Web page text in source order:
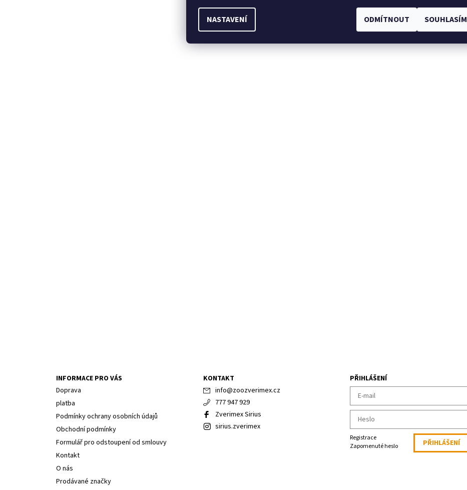
INFORMACE PRO VÁS
Doprava
platba
Podmínky ochrany osobních údajů
Obchodní podmínky
Formulář pro odstoupení od smlouvy
Kontakt
O nás
Prodávané značky
KONTAKT
info@zoozverimex.cz
777 947 929
Zverimex Sirius
sirius.zverimex
PŘIHLÁŠENÍ
Registrace
Zapomenuté heslo
NASTAVENÍ ODMÍTNOUT SOUHLASÍM